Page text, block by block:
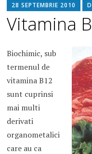
la
conținut
28 SEPTEMBRIE 2010
Vitamina
Biochimic, sub
termenul de
vitamina B12
sunt cuprinsi
mai multi
derivati
organometalici
care au ca